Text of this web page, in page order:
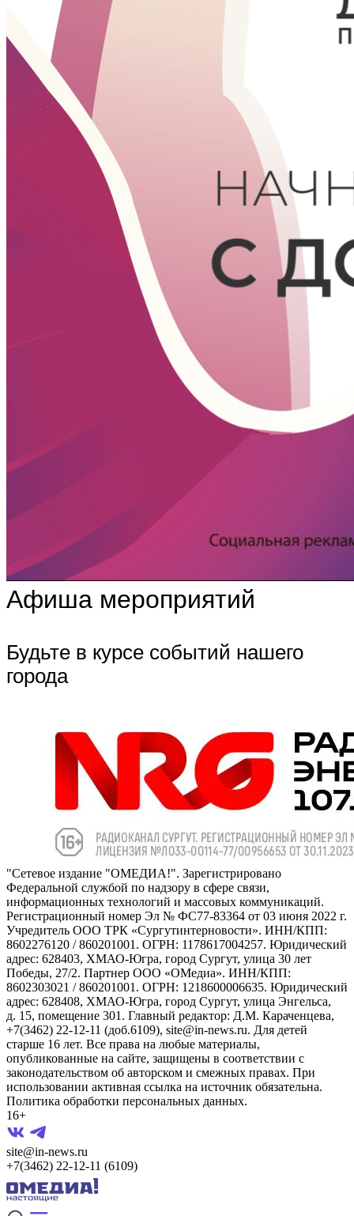
Афиша мероприятий
Будьте в курсе событий нашего
города
"Сетевое издание "ОМЕДИА!". Зарегистрировано
Федеральной службой по надзору в сфере связи,
информационных технологий и массовых коммуникаций.
Регистрационный номер Эл № ФС77-83364 от 03 июня 2022 г.
Учредитель ООО ТРК «Сургутинтерновости». ИНН/КПП:
8602276120 / 860201001. ОГРН: 1178617004257. Юридический
адрес: 628403, ХМАО-Югра, город Сургут, улица 30 лет
Победы, 27/2. Партнер ООО «ОМедиа». ИНН/КПП:
8602303021 / 860201001. ОГРН: 1218600006635. Юридический
адрес: 628408, ХМАО-Югра, город Сургут, улица Энгельса,
д. 15, помещение 301. Главный редактор: Д.М. Караченцева,
+7(3462) 22-12-11 (доб.6109), site@in-news.ru. Для детей
старше 16 лет. Все права на любые материалы,
опубликованные на сайте, защищены в соответствии с
законодательством об авторском и смежных правах. При
использовании активная ссылка на источник обязательна.
Политика обработки персональных данных.
16+
site@in-news.ru
+7(3462) 22-12-11 (6109)